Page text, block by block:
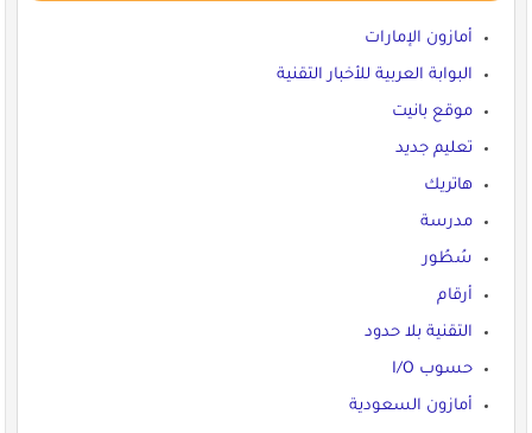
أمازون الإمارات
البوابة العربية للأخبار التقنية
موقع بانيت
تعليم جديد
هاتريك
مدرسة
سُطُور
أرقام
التقنية بلا حدود
حسوب I/O
أمازون السعودية